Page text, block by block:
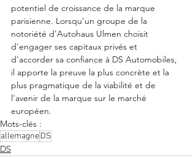
potentiel de croissance de la marque
parisienne. Lorsqu'un groupe de la
notoriété d'Autohaus Ulmen choisit
d'engager ses capitaux privés et
d'accorder sa confiance à DS Automobiles,
il apporte la preuve la plus concrète et la
plus pragmatique de la viabilité et de
l'avenir de la marque sur le marché
européen.
Mots-clés :
allemagneDS
DS